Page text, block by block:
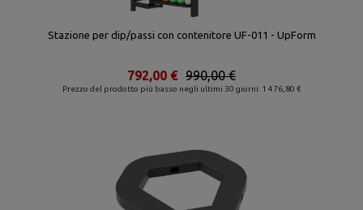
Stazione per dip/passi con contenitore UF-011 - UpForm
Prezzo del prodotto più basso negli ultimi 30 giorni: 1 476,80 €
990,00 €
792,00 €